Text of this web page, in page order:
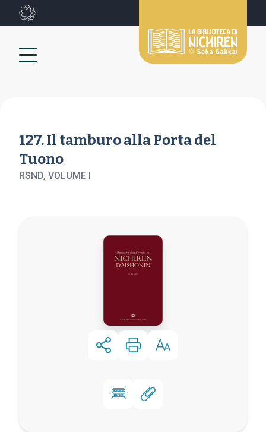
127. Il tamburo alla Porta del
Tuono
RSND, VOLUME I